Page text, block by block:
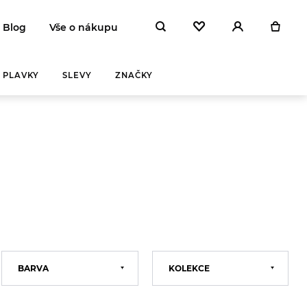
Blog Vše o nákupu
PLAVKY SLEVY ZNAČKY
BARVAModrá KOLEKCE
2022